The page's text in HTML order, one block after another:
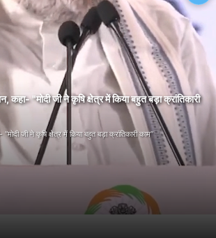
"मोदी जी ने कृषि क्षेत्र में किया बहुत बड़ा क्रांतिकारी
जी ने कृषि क्षेत्र में किया बहुत बड़ा क्रांतिकारी काम”